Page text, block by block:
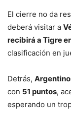
El cierre no da
deberá visitar a
recibirá a Tigre
clasificación en
Detrás,
con 51 puntos,
esperando un